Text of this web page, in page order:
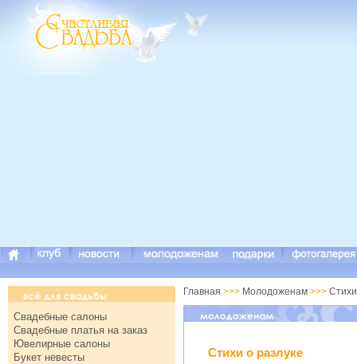
Свадебные салоны
Свадебные платья на заказ
Ювелирные салоны
Букет невесты
Главная >>> Молодоженам >>>
Стихи о разлуке